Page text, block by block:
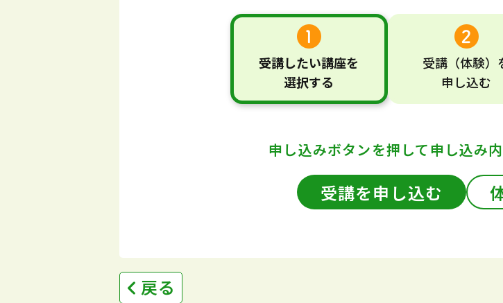
受講したい講座を
選択する
受講 （体験）
申し込む
申し込みボタンを押して申し込み
受講を申し込む
戻る